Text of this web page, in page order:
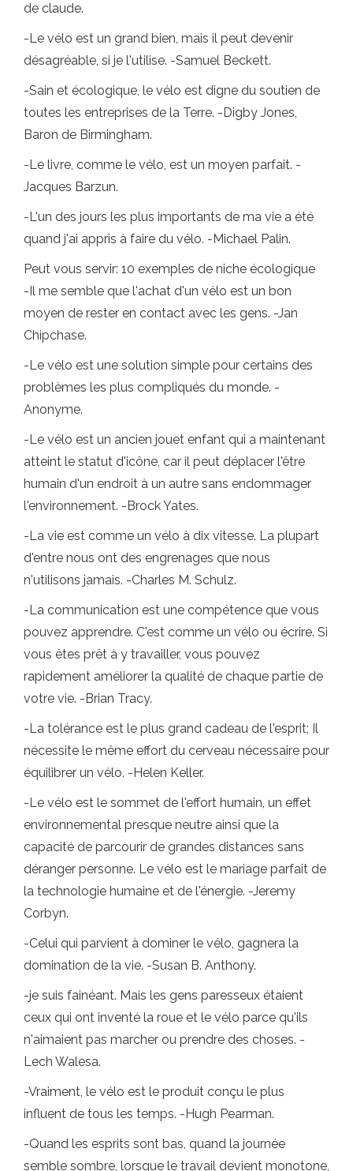
de claude.
-Le vélo est un grand bien, mais il peut devenir
désagréable, si je l'utilise. -Samuel Beckett.
-Sain et écologique, le vélo est digne du soutien de
toutes les entreprises de la Terre. -Digby Jones,
Baron de Birmingham.
-Le livre, comme le vélo, est un moyen parfait. -
Jacques Barzun.
-L'un des jours les plus importants de ma vie a été
quand j'ai appris à faire du vélo. -Michael Palin.
Peut vous servir: 10 exemples de niche écologique
-Il me semble que l'achat d'un vélo est un bon
moyen de rester en contact avec les gens. -Jan
Chipchase.
-Le vélo est une solution simple pour certains des
problèmes les plus compliqués du monde. -
Anonyme.
-Le vélo est un ancien jouet enfant qui a maintenant
atteint le statut d'icône, car il peut déplacer l'être
humain d'un endroit à un autre sans endommager
l'environnement. -Brock Yates.
-La vie est comme un vélo à dix vitesse. La plupart
d'entre nous ont des engrenages que nous
n'utilisons jamais. -Charles M. Schulz.
-La communication est une compétence que vous
pouvez apprendre. C'est comme un vélo ou écrire. Si
vous êtes prêt à y travailler, vous pouvez
rapidement améliorer la qualité de chaque partie de
votre vie. -Brian Tracy.
-La tolérance est le plus grand cadeau de l'esprit; Il
nécessite le même effort du cerveau nécessaire pour
équilibrer un vélo. -Helen Keller.
-Le vélo est le sommet de l'effort humain, un effet
environnemental presque neutre ainsi que la
capacité de parcourir de grandes distances sans
déranger personne. Le vélo est le mariage parfait de
la technologie humaine et de l'énergie. -Jeremy
Corbyn.
-Celui qui parvient à dominer le vélo, gagnera la
domination de la vie. -Susan B. Anthony.
-je suis fainéant. Mais les gens paresseux étaient
ceux qui ont inventé la roue et le vélo parce qu'ils
n'aimaient pas marcher ou prendre des choses. -
Lech Walesa.
-Vraiment, le vélo est le produit conçu le plus
influent de tous les temps. -Hugh Pearman.
-Quand les esprits sont bas, quand la journée
semble sombre, lorsque le travail devient monotone,